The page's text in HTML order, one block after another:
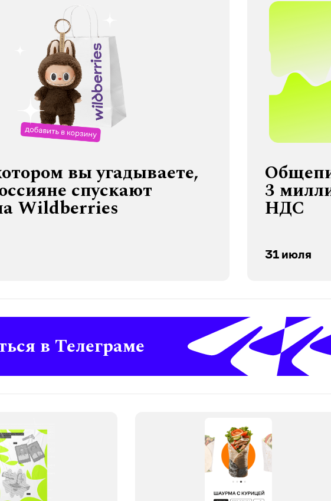
вы угадываете,
спускают
Wildberries
3
НДС
31 июля
в Телеграме